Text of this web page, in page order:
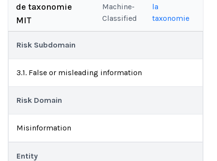
de taxonomie
MIT
Machine-
Classified
la
taxonomie
Risk Subdomain
3.1. False or misleading information
Risk Domain
Misinformation
Entity